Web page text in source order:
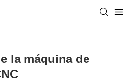
la máquina de